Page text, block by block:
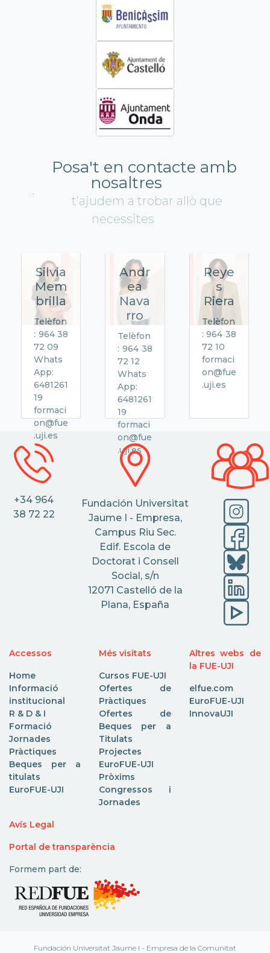
Posa't en contacte amb
nosaltres
t’ajudem a trobar allò que
necessites
Silvia
Mem
brilla
Telèfon
: 964 38
72 09
Whats
App:
6481261
19
formaci
on@fue
.uji.es
Andr
ea
Nava
rro
Telèfon
: 964 38
72 12
Whats
App:
6481261
19
formaci
on@fue
.uji.es
Reye
s
Riera
Telèfon
: 964 38
72 10
formaci
on@fue
.uji.es
+34 964
38 72 22
Fundación Universitat
Jaume I - Empresa,
Campus Riu Sec.
Edif. Escola de
Doctorat i Consell
Social, s/n
12071 Castelló de la
Plana, España
Accessos
Home
Informació
institucional
R & D & I
Formació
Jornades
Pràctiques
Beques per a
titulats
EuroFUE-UJI
Més visitats
Cursos FUE-UJI
Ofertes de
Pràctiques
Ofertes de
Beques per a
Titulats
Projectes
EuroFUE-UJI
Pròxims
Congressos i
Jornades
Altres webs de
la FUE-UJI
elfue.com
EuroFUE-UJI
InnovaUJI
Avís Legal
Portal de transparència
Formem part de:
Fundación Universitat Jaume I - Empresa de la Comunitat